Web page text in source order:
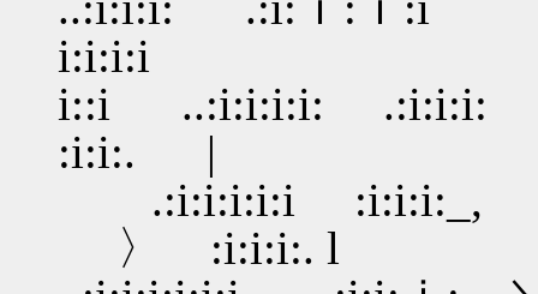
i:i:i:i
i::i ..:i:i:i:i:
:i:i:. |
〉 :i:i:i:. l